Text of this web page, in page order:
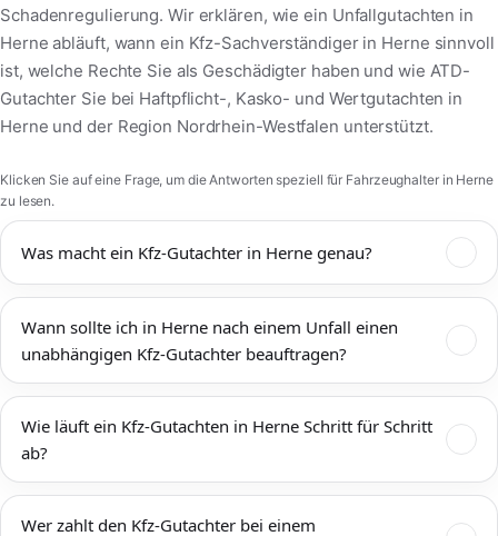
Schadenregulierung. Wir erklären, wie ein Unfallgutachten in
Herne abläuft, wann ein Kfz-Sachverständiger in Herne sinnvoll
ist, welche Rechte Sie als Geschädigter haben und wie ATD-
Gutachter Sie bei Haftpflicht-, Kasko- und Wertgutachten in
Herne und der Region Nordrhein-Westfalen unterstützt.
Klicken Sie auf eine Frage, um die Antworten speziell für Fahrzeughalter in Herne
zu lesen.
Was macht ein Kfz-Gutachter in Herne genau?
bewertet den technischen und wirtschaftlichen Zustand Ihres
Fahrzeugs und ermittelt Reparaturkosten,
Wiederbeschaffungswert, Restwert und mögliche
Versicherungen, Werkstätten, Rechtsanwälten und Gerichten
Schadenregulierung. ATD-Gutachter arbeitet unabhängig, ist
nicht an eine Versicherung gebunden und vertritt ausschließlich
Wann sollte ich in Herne nach einem Unfall einen
unabhängigen Kfz-Gutachter beauftragen?
dann beauftragen, wenn mehr als ein offensichtlicher
Bagatellschaden vorliegt oder die tatsächliche Schadenshöhe
unklar ist. Das gilt sowohl für Unfälle im Innenstadtbereich von
Wie läuft ein Kfz-Gutachten in Herne Schritt für Schritt
ab?
Wer zahlt den Kfz-Gutachter bei einem